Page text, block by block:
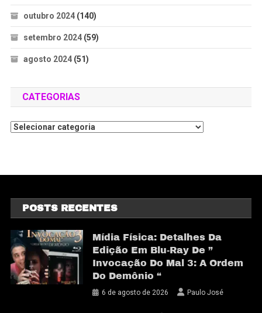
outubro 2024(140)
setembro 2024(59)
agosto 2024(51)
CATEGORIAS
POSTS RECENTES
Mídia Física: Detalhes Da
Edição Em Blu-Ray De ”
Invocação Do Mal 3: A Ordem
Do Demônio “
6 de agosto de 2026 Paulo José